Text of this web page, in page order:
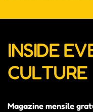
INSIDE
CULTURE
Magazine mensile